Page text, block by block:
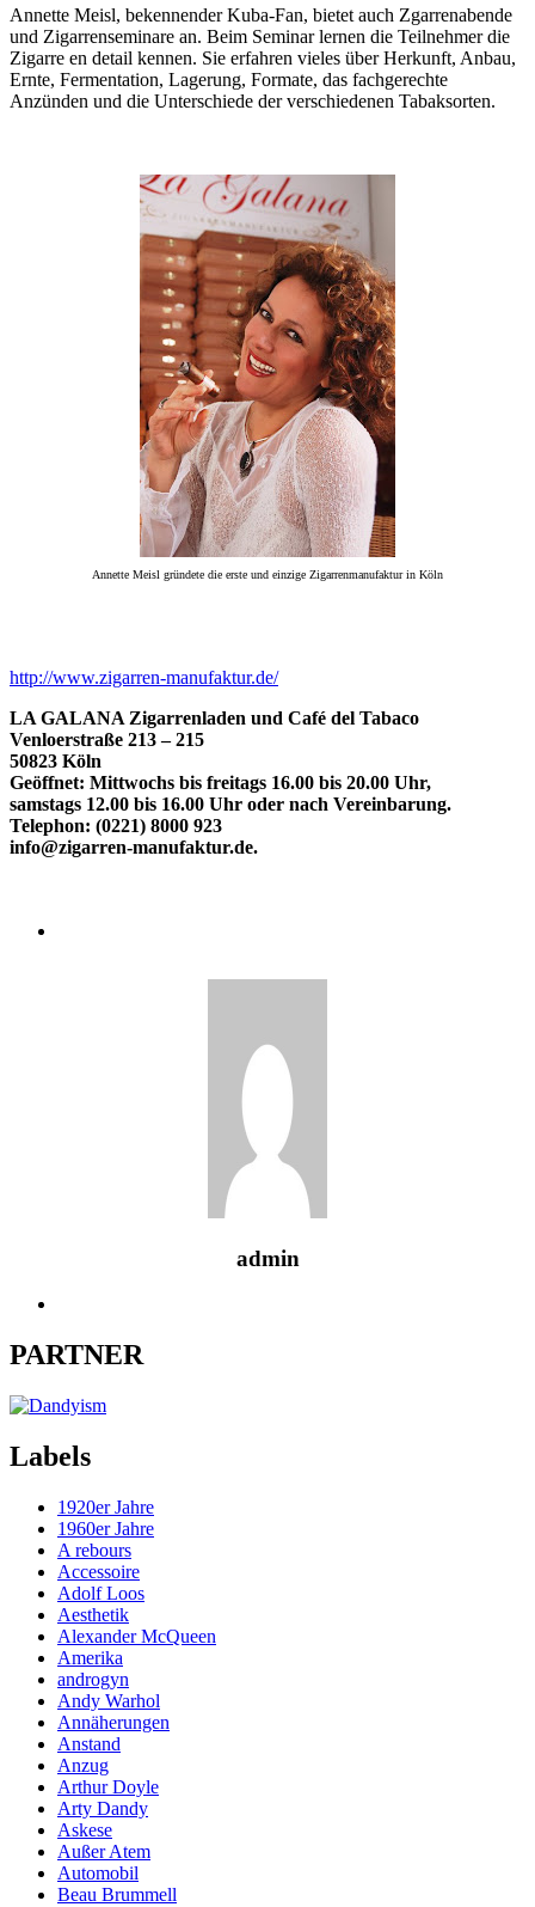
Annette Meisl, bekennender Kuba-Fan, bietet auch Zgarrenabende
und Zigarrenseminare an. Beim Seminar lernen die Teilnehmer die
Zigarre en detail kennen. Sie erfahren vieles über Herkunft, Anbau,
Ernte, Fermentation, Lagerung, Formate, das fachgerechte
Anzünden und die Unterschiede der verschiedenen Tabaksorten.
Annette Meisl gründete die erste und einzige Zigarrenmanufaktur in Köln
http://www.zigarren-manufaktur.de/
LA GALANA Zigarrenladen und Café del Tabaco
Venloerstraße 213 – 215
50823 Köln
Geöffnet: Mittwochs bis freitags 16.00 bis 20.00 Uhr,
samstags 12.00 bis 16.00 Uhr oder nach Vereinbarung.
Telephon: (0221) 8000 923
info@zigarren-manufaktur.de.
admin
PARTNER
Labels
1920er Jahre
1960er Jahre
A rebours
Accessoire
Adolf Loos
Aesthetik
Alexander McQueen
Amerika
androgyn
Andy Warhol
Annäherungen
Anstand
Anzug
Arthur Doyle
Arty Dandy
Askese
Außer Atem
Automobil
Beau Brummell